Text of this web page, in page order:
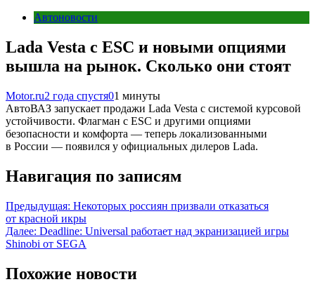
Автоновости
Lada Vesta с ESC и новыми опциями
вышла на рынок. Сколько они стоят
Motor.ru2 года спустя01 минуты
АвтоВАЗ запускает продажи Lada Vesta с системой курсовой
устойчивости. Флагман с ESC и другими опциями
безопасности и комфорта — теперь локализованными
в России — появился у официальных дилеров Lada.
Навигация по записям
Предыдущая: Некоторых россиян призвали отказаться
от красной икры
Далее: Deadline: Universal работает над экранизацией игры
Shinobi от SEGA
Похожие новости